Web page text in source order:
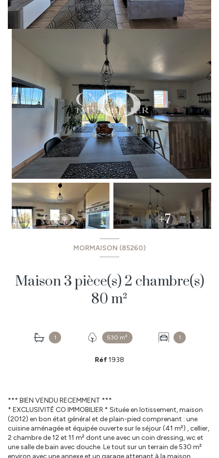
+7
MORMAISON (85260)
Maison 3 pièce(s) 2 chambre(s)
80 m²
1 530 m² 1
Réf1938
*** BIEN VENDU RECEMMENT ***
* EXCLUSIVITÉ CO IMMOBILIER * Située en lotissement, maison
(2012) en bon état général et de plain-pied comprenant : une
cuisine aménagée et équipée ouverte sur le séjour (41 m²) , cellier,
2 chambre de 12 et 11 m² dont une avec un coin dressing, wc et
une salle de bain avec douche. Le tout sur un terrain de 530 m²